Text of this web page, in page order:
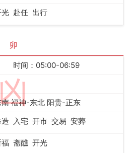
赴任 出行
卯
时间：05:00-06:59
福神-东北 阳贵-正东
入宅 开市 交易 安葬
斋醮 开光